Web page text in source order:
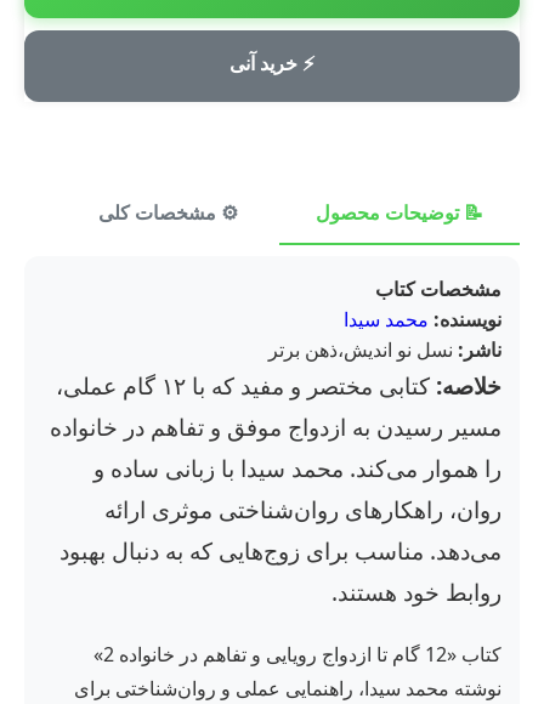
⚡ خرید آنی
💳 پرداخت امن
📝 توضیحات محصول ⚙️ مشخصات کلی
مشخصات کتاب
نویسنده: محمد سیدا
ناشر: نسل نو اندیش،ذهن برتر
خلاصه:
کتابی مختصر و مفید که با ۱۲ گام عملی،
مسیر رسیدن به ازدواج موفق و تفاهم در خانواده
را هموار می‌کند. محمد سیدا با زبانی ساده و
روان، راهکارهای روان‌شناختی موثری ارائه
می‌دهد. مناسب برای زوج‌هایی که به دنبال بهبود
روابط خود هستند.
کتاب «12 گام تا ازدواج رویایی و تفاهم در خانواده 2»
نوشته محمد سیدا، راهنمایی عملی و روان‌شناختی برای